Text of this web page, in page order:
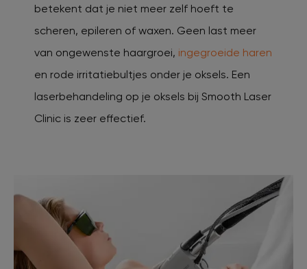
betekent dat je niet meer zelf hoeft te
scheren, epileren of waxen. Geen last meer
van ongewenste haargroei, ingegroeide haren
en rode irritatiebultjes onder je oksels. Een
laserbehandeling op je oksels bij Smooth Laser
Clinic is zeer effectief.